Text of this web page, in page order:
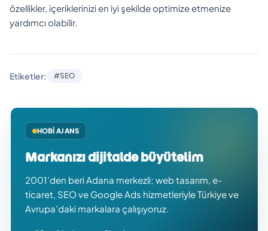
özellikler, içeriklerinizi en iyi şekilde optimize etmenize
yardımcı olabilir.
Etiketler: #SEO
HOBI AJANS
Markanızı dijitalde büyütelim
2001’den beri Adana merkezli; web tasarım, e-
ticaret, SEO ve Google Ads hizmetleriyle Türkiye ve
Avrupa’daki markalara çalışıyoruz.